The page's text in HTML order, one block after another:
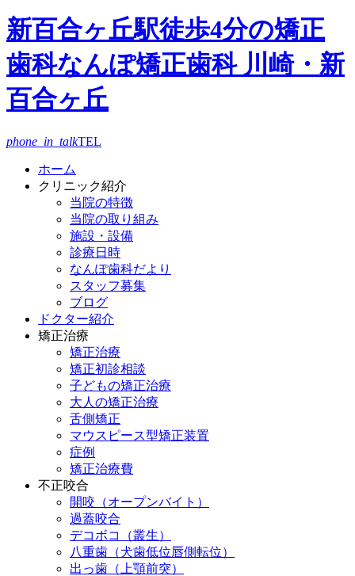
新百合ヶ丘駅徒歩4分の矯正
歯科なんぽ矯正歯科 川崎・新
百合ヶ丘
phone_in_talkTEL
ホーム
クリニック紹介
当院の特徴
当院の取り組み
施設・設備
診療日時
なんぽ歯科だより
スタッフ募集
ブログ
ドクター紹介
矯正治療
矯正治療
矯正初診相談
子どもの矯正治療
大人の矯正治療
舌側矯正
マウスピース型矯正装置
症例
矯正治療費
不正咬合
開咬（オープンバイト）
過蓋咬合
デコボコ（叢生）
八重歯（犬歯低位唇側転位）
出っ歯（上顎前突）